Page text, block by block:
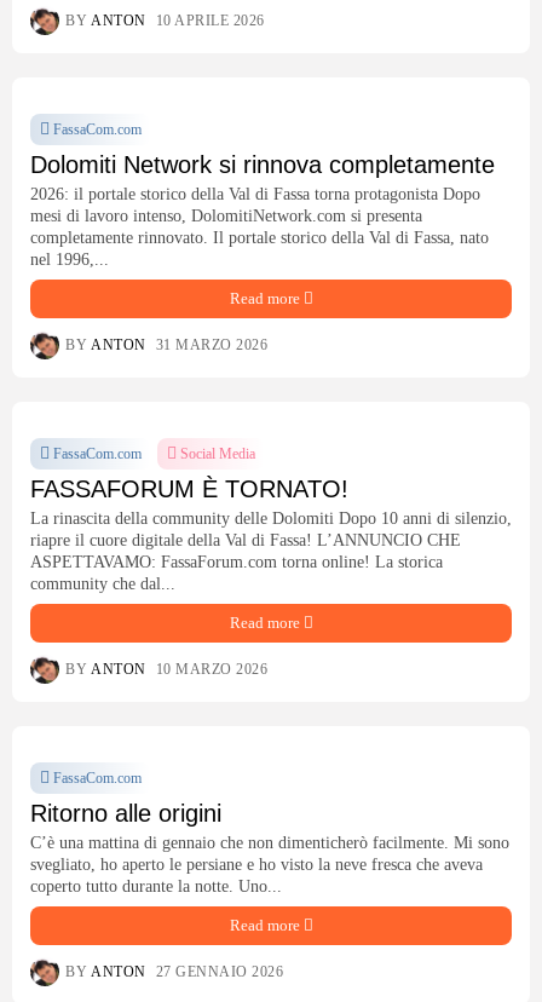
BY ANTON 10 APRILE 2026
FassaCom.com
Dolomiti Network si rinnova completamente
2026: il portale storico della Val di Fassa torna protagonista Dopo
mesi di lavoro intenso, DolomitiNetwork.com si presenta
completamente rinnovato. Il portale storico della Val di Fassa, nato
nel 1996,...
Read more
BY ANTON 31 MARZO 2026
FassaCom.com Social Media
FASSAFORUM È TORNATO!
La rinascita della community delle Dolomiti Dopo 10 anni di silenzio,
riapre il cuore digitale della Val di Fassa! L’ANNUNCIO CHE
ASPETTAVAMO: FassaForum.com torna online! La storica
community che dal...
Read more
BY ANTON 10 MARZO 2026
FassaCom.com
Ritorno alle origini
C’è una mattina di gennaio che non dimenticherò facilmente. Mi sono
svegliato, ho aperto le persiane e ho visto la neve fresca che aveva
coperto tutto durante la notte. Uno...
Read more
BY ANTON 27 GENNAIO 2026